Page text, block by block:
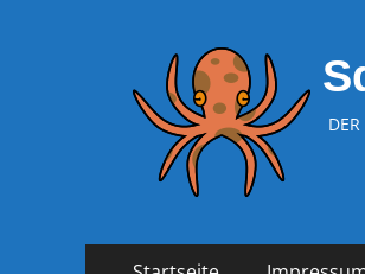
Primäres